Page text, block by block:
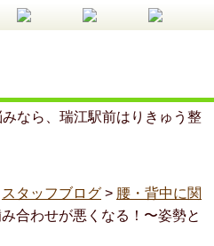
なら、瑞江駅前はりきゅう整
スタッフブログ > 腰・背中に関
合わせが悪くなる！〜姿勢と